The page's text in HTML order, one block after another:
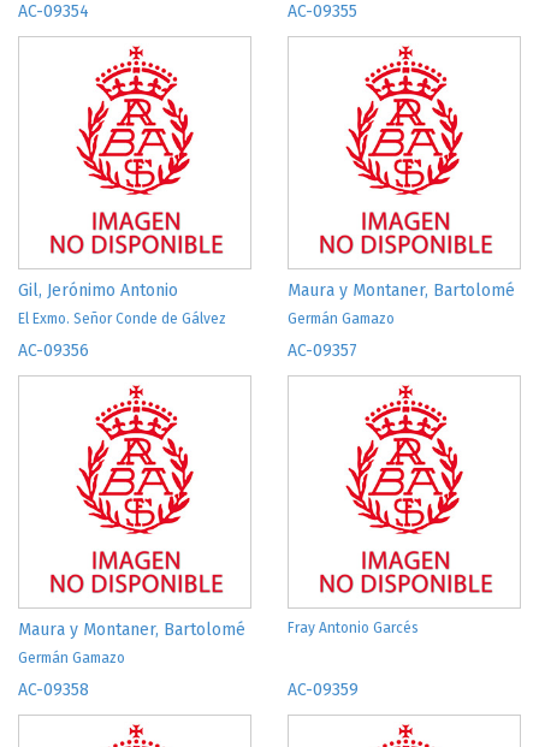
AC-09354
Gil, Jerónimo Antonio
El Exmo. Señor Conde de Gálvez
AC-09355
Maura y Montaner, Bartolomé
Germán Gamazo
AC-09356
Maura y Montaner, Bartolomé
Germán Gamazo
AC-09357
Fray Antonio Garcés
AC-09358 AC-09359